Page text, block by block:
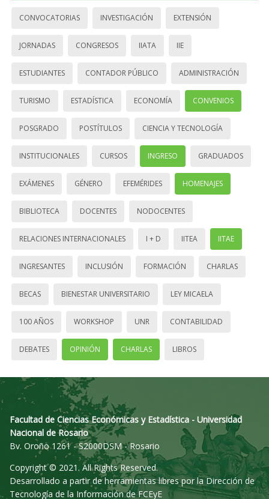
CONVOCATORIAS INVESTIGACIÓN EXTENSIÓN
JORNADAS CONGRESOS IIATA IIE
ESTUDIANTES CONTADOR PÚBLICO ADMINISTRACIÓN
TURISMO ESTADÍSTICA ECONOMÍA CONVENIOS
POSGRADO POSTÍTULOS CIENCIA Y TECNOLOGÍA
INSTITUCIONALES CURSOS INGRESO GRADUADOS
EXÁMENES GÉNERO EFEMÉRIDES HOMENAJES
BIBLIOTECA DOCENTES NODOCENTES
RELACIONES INTERNACIONALES I + D IITEA IITAE
INGRESANTES INCLUSIÓN FORMACIÓN CHARLAS
BECAS BIENESTAR UNIVERSITARIO LEY MICAELA
100 AÑOS WORKSHOP UNR CONTABILIDAD
DEBATES OPINIÓN CHARLAS LIBROS
Facultad de Ciencias Económicas y Estadística - Universidad
Nacional de Rosario
Bv. Oroño 1261 - S2000DSM - Rosario
Copyright © 2021. All Rights Reserved.
Desarrollado a partir de herramientas libres por la Dirección de
Tecnología de la Información de FCEyE